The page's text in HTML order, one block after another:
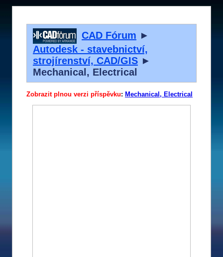
CAD Fórum ►
Autodesk - stavebnictví,
strojírenství, CAD/GIS ►
Mechanical, Electrical
Zobrazit plnou verzi příspěvku: Mechanical, Electrical